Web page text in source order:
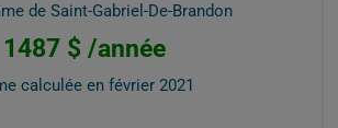
de Saint-Gabriel-De-Brandon
1487 $ /année
calculée en février 2021